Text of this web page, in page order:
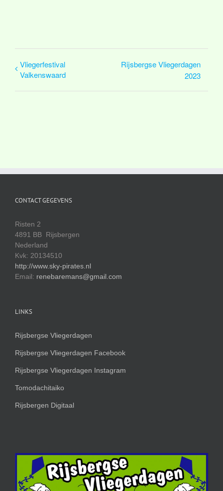
Vliegerfestival
Valkenswaard
Rijsbergse Vliegerdagen
2023
CONTACT GEGEVENS
Risten 2
4891 BB Rijsbergen
Nederland
Kvk: 20134510
http://www.sky-pirates.nl
Email: renebaremans@gmail.com
LINKS
Rijsbergse Vliegerdagen
Rijsbergse Vliegerdagen Facebook
Rijsbergse Vliegerdagen Instagram
Tomodachitaiko
Rijsbergen Digitaal